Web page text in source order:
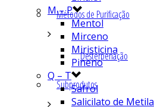
Métodos de Purificação
Desterpenação
Subprodutos
M – P
Mentol
Mirceno
Miristicina
Pineno
Q – T
Safrol
Salicilato de Metila